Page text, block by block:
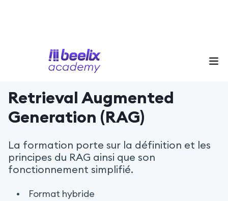
Retrieval Augmented
Generation (RAG)
La formation porte sur la définition et les
principes du RAG ainsi que son
fonctionnement simplifié.
Format hybride